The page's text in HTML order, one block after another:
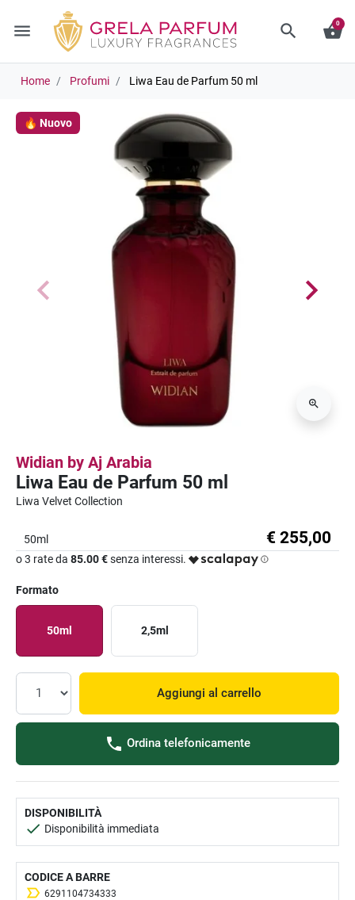
menu search shopping_basket
0
Home Profumi Liwa Eau de Parfum 50 ml
🔥 Nuovo
Widian by Aj Arabia
Liwa Eau de Parfum 50 ml
Liwa Velvet Collection
50ml € 255,00
o 3 rate da 85.00 €senza interessi.
Formato
50ml 2,5ml
Aggiungi al carrello
Ordina telefonicamente
DISPONIBILITÀ
Disponibilità immediata
CODICE A BARRE
6291104734333